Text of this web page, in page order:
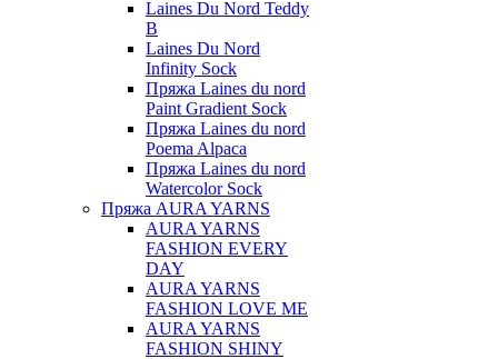
Laines Du Nord Teddy
B
Laines Du Nord
Infinity Sock
Пряжа Laines du nord
Paint Gradient Sock
Пряжа Laines du nord
Poema Alpaca
Пряжа Laines du nord
Watercolor Sock
Пряжа AURA YARNS
AURA YARNS
FASHION EVERY
DAY
AURA YARNS
FASHION LOVE ME
AURA YARNS
FASHION SHINY